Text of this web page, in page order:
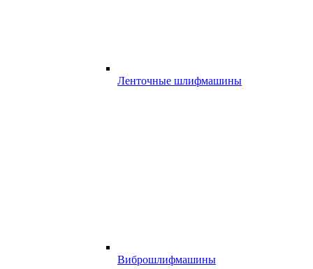
Ленточные шлифмашины
Виброшлифмашины